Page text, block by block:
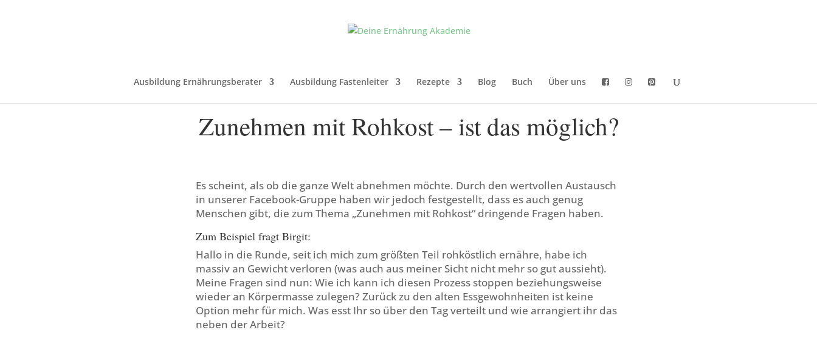
Ausbildung Ernährungsberater Ausbildung Fastenleiter Rezepte Blog Buch Über uns
Zunehmen mit Rohkost – ist das möglich?
Es scheint, als ob die ganze Welt abnehmen möchte. Durch den wertvollen Austausch
in unserer Facebook-Gruppe haben wir jedoch festgestellt, dass es auch genug
Menschen gibt, die zum Thema „Zunehmen mit Rohkost“ dringende Fragen haben.
Zum Beispiel fragt Birgit:
Hallo in die Runde, seit ich mich zum größten Teil rohköstlich ernähre, habe ich
massiv an Gewicht verloren (was auch aus meiner Sicht nicht mehr so gut aussieht).
Meine Fragen sind nun: Wie ich kann ich diesen Prozess stoppen beziehungsweise
wieder an Körpermasse zulegen? Zurück zu den alten Essgewohnheiten ist keine
Option mehr für mich. Was esst Ihr so über den Tag verteilt und wie arrangiert ihr das
neben der Arbeit?